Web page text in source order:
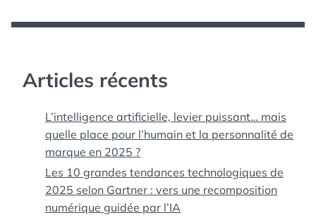
Articles récents
L’intelligence artificielle, levier puissant… mais
quelle place pour l’humain et la personnalité de
marque en 2025 ?
Les 10 grandes tendances technologiques de
2025 selon Gartner : vers une recomposition
numérique guidée par l’IA